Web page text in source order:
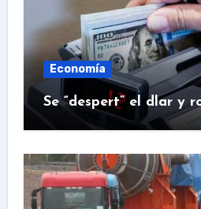
Economía
Se “despert” el dlar y